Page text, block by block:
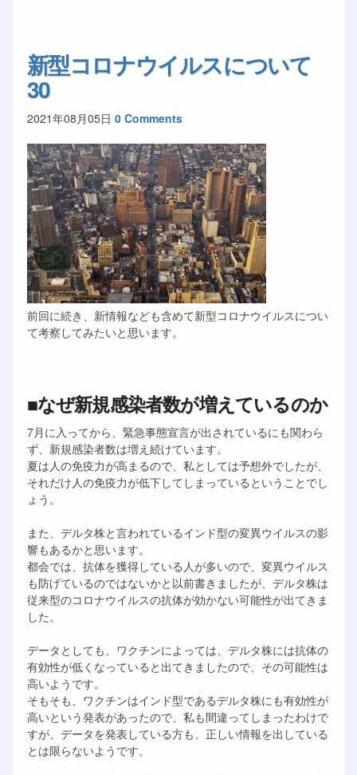
新型コロナウイルスについて
30
2021年08月05日 0 Comments
前回に続き、新情報なども含めて新型コロナウイルスについ
て考察してみたいと思います。
■なぜ新規感染者数が増えているのか
7月に入ってから、緊急事態宣言が出されているにも関わら
ず、新規感染者数は増え続けています。
夏は人の免疫力が高まるので、私としては予想外でしたが、
それだけ人の免疫力が低下してしまっているということでし
ょう。
また、デルタ株と言われているインド型の変異ウイルスの影
響もあるかと思います。
都会では、抗体を獲得している人が多いので、変異ウイルス
も防げているのではないかと以前書きましたが、デルタ株は
従来型のコロナウイルスの抗体が効かない可能性が出てきま
した。
データとしても、ワクチンによっては、デルタ株には抗体の
有効性が低くなっていると出てきましたので、その可能性は
高いようです。
そもそも、ワクチンはインド型であるデルタ株にも有効性が
高いという発表があったので、私も間違ってしまったわけで
すが、データを発表している方も、正しい情報を出している
とは限らないようです。